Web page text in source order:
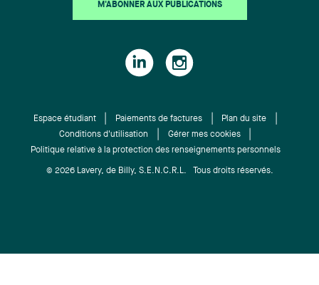
M'ABONNER AUX PUBLICATIONS
Espace étudiant Paiements de factures
Plan du site
Conditions d'utilisation
Gérer mes cookies
Politique relative à la protection des renseignements personnels
© 2026 Lavery, de Billy, S.E.N.C.R.L. Tous droits réservés.